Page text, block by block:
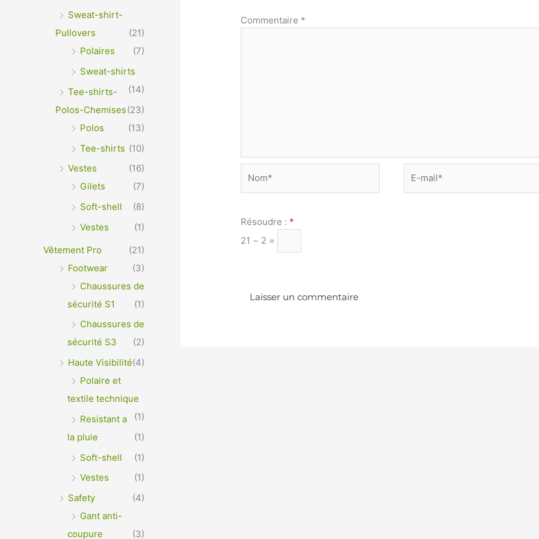
Sweat-shirt-
Pullovers
(21)
Polaires
(7)
Sweat-shirts
(14)
Tee-shirts-
Polos-Chemises(23)
Polos
(13)
Tee-shirts (10)
Vestes
(16)
Gilets
(7)
Soft-shell
(8)
Vestes
(1)
Vêtement Pro
(21)
Footwear
(3)
Chaussures de
sécurité S1
(1)
Chaussures de
sécurité S3
(2)
Haute Visibilité(4)
Polaire et
textile technique
(1)
Resistant a
la pluie
(1)
Soft-shell
(1)
Vestes
(1)
Safety
(4)
Gant anti-
coupure
(3)
Commentaire *
mail*
Résoudre : *
21 − 2 =